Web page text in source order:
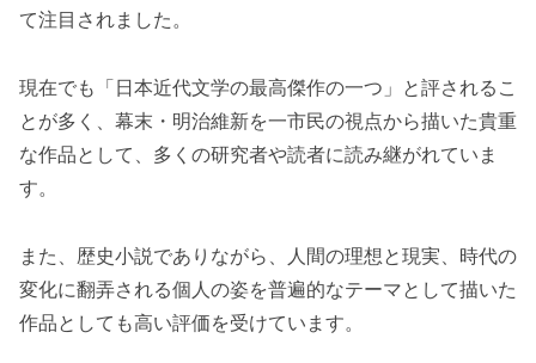
て注目されました。
現在でも「日本近代文学の最高傑作の一つ」と評されるこ
とが多く、幕末・明治維新を一市民の視点から描いた貴重
な作品として、多くの研究者や読者に読み継がれていま
す。
また、歴史小説でありながら、人間の理想と現実、時代の
変化に翻弄される個人の姿を普遍的なテーマとして描いた
作品としても高い評価を受けています。